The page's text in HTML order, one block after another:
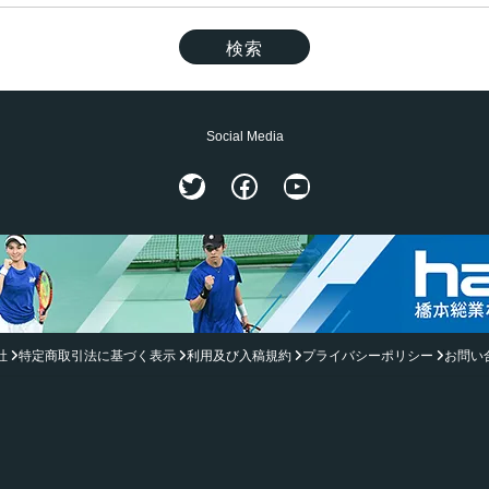
Social Media
TwitterFacebook
YouTube
特定商取引法に基づく表示 利用及び入稿規約 プライバシーポリシー お問い